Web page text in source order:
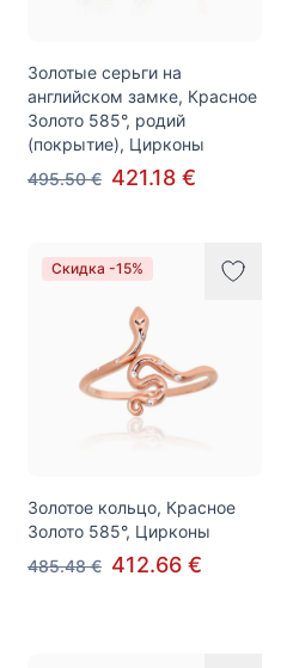
Золотые серьги на
английском замке, Красное
Золото 585°, родий
(покрытие), Цирконы
495.50 € 421.18 €
Скидка -15%
Золотое кольцо, Красное
Золото 585°, Цирконы
485.48 € 412.66 €